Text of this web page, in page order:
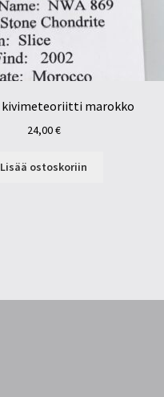
kivimeteoriitti marokko
24,00€
Lisää ostoskoriin